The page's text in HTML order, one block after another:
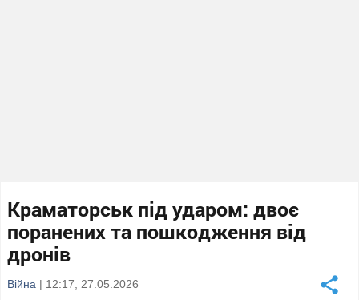
Краматорськ під ударом: двоє
поранених та пошкодження від
дронів
Війна | 12:17, 27.05.2026